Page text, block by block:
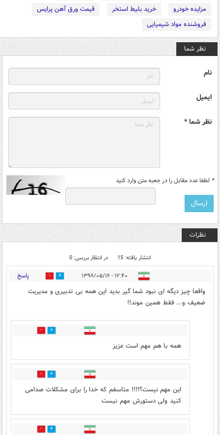
مزایده خودرو
خرید بلیط استخر
قیمت ورق آهن پرایس
فروشنده مواد شیمیایی
نظر شما
نام
ایمیل
نظر شما *
* لطفا عدد مقابل را در جعبه متن وارد کنید
نظرات
انتشار یافته: 15 در انتظار بررسی: 0
۱۲:۴۰ - ۱۳۹۸/۰۵/۱۶ 7 پاسخ
واقعا چیز دیگه ای نبود شما گیر بدید این همه بی تدبیری و مدیریت
ضعیف و... فقط همین موند!!
21
همه با هم مهم است عزیز
0
این مهم نیست؟!!!! متاسفم که خدا را برای مشکلات صدامی
کنید ولی دستورش مهم نیست
14